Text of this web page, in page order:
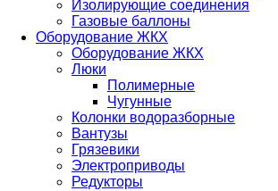
Изолирующие соединения
Газовые баллоны
Оборудование ЖКХ
Оборудование ЖКХ
Люки
Полимерные
Чугунные
Колонки водоразборные
Вантузы
Грязевики
Электроприводы
Редукторы